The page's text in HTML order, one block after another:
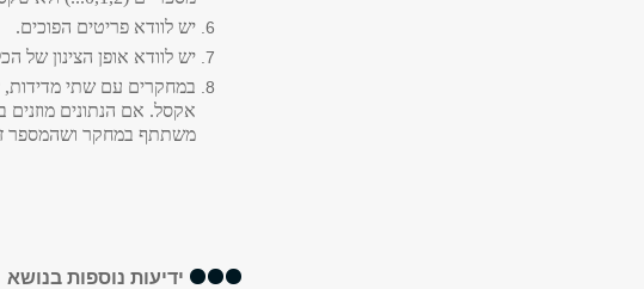
יש לוודא פריטים הפוכים.
יש לוודא אופן הצינון של
במחקרים עם שתי מדידות,
אקסל. אם הנתונים
משתתף במחקר ושהמספר
ידיעות נוספות בנושא